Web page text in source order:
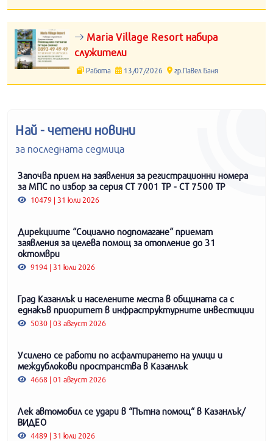
Maria Village Resort набира
служители
Работа 13/07/2026 гр.Павел Баня
Най - четени новини
за последната седмица
Започва прием на заявления за регистрационни номера
за МПС по избор за серия СТ 7001 ТР - СТ 7500 ТР
10479 | 31 юли 2026
Дирекциите “Социално подпомагане“ приемат
заявления за целева помощ за отопление до 31
октомври
9194 | 31 юли 2026
Град Казанлък и населените места в общината са с
еднакъв приоритет в инфраструктурните инвестиции
5030 | 03 август 2026
Усилено се работи по асфалтирането на улици и
междублокови пространства в Казанлък
4668 | 01 август 2026
Лек автомобил се удари в “Пътна помощ“ в Казанлък/
ВИДЕО
4489 | 31 юли 2026